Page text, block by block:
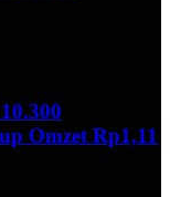
Omzet Rp1,11